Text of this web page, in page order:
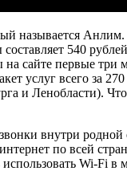
называется
540
сайте первые три
услуг всего за
и Ленобласти).
внутри родной
по всей
Wi-Fi в